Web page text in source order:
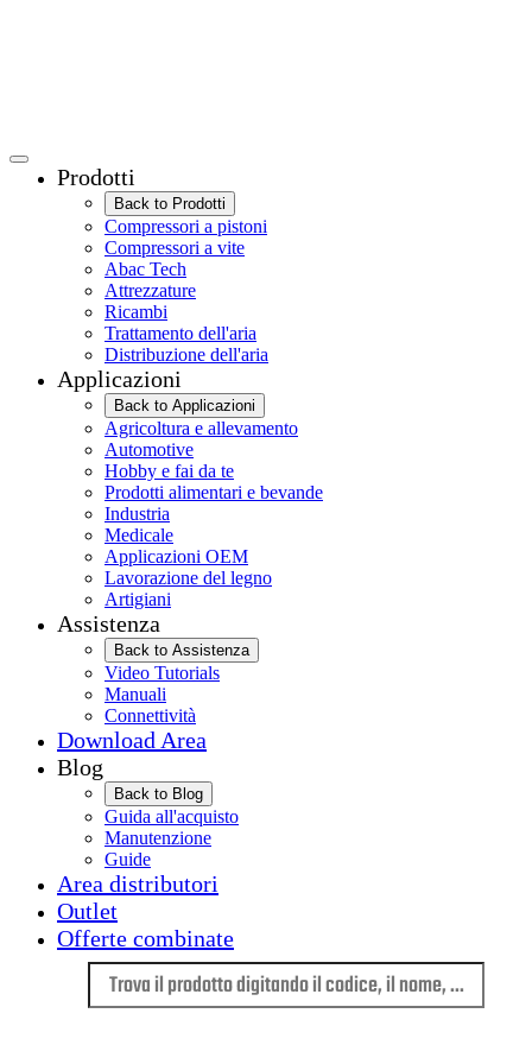
Prodotti
Back to Prodotti
Compressori a pistoni
Compressori a vite
Abac Tech
Attrezzature
Ricambi
Trattamento dell'aria
Distribuzione dell'aria
Applicazioni
Back to Applicazioni
Agricoltura e allevamento
Automotive
Hobby e fai da te
Prodotti alimentari e bevande
Industria
Medicale
Applicazioni OEM
Lavorazione del legno
Artigiani
Assistenza
Back to Assistenza
Video Tutorials
Manuali
Connettività
Download Area
Blog
Back to Blog
Guida all'acquisto
Manutenzione
Guide
Area distributori
Outlet
Offerte combinate